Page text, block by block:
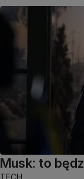
Musk: to